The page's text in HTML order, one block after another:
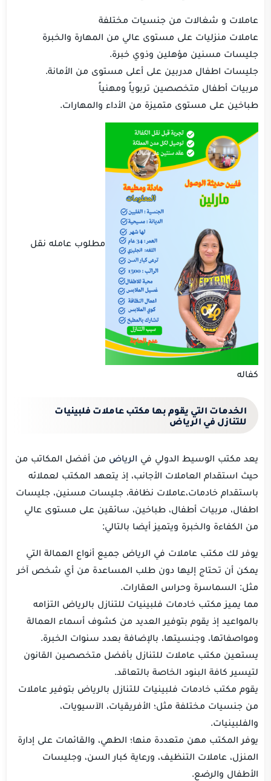
عاملات و شغالات من جنسيات مختلفة
عاملات منزليات على مستوى عالي من المهارة والخبرة
جليسات مسنين مؤهلين وذوي خبرة.
جليسات اطفال مدربين على أعلى مستوى من الأمانة.
مربيات أطفال متخصصين تربوياً ومهنياً
طباخين على مستوى متميزة من الأداء والمهارات.
مطلوب عامله نقل
كفاله
الخدمات التي يقوم بها مكتب عاملات فلبينيات
للتنازل في الرياض
يعد مكتب الوسيط الدولي في الرياض من أفضل المكاتب من
حيث استقدام العاملات الأجانب، إذ يتعهد المكتب لعملائه
باستقدام خادمات،عاملات نظافة، جليسات مسنين، جليسات
اطفال، مربيات أطفال، طباخين، سائقين على مستوى عالي
من الكفاءة والخبرة ويتميز أيضا بالتالي:
يوفر لك مكتب عاملات في الرياض جميع أنواع العمالة التي
يمكن أن تحتاج إليها دون طلب المساعدة من أي شخص آخر
مثل: السماسرة وحراس العقارات.
مما يميز مكتب خادمات فلبينيات للتنازل بالرياض التزامه
بالمواعيد إذ يقوم بتوفير العديد من كشوف أسماء العمالة
ومواصفاتها، وجنسيتها، بالإضافة بعدد سنوات الخبرة.
يستعين مكتب عاملات للتنازل بأفضل متخصصين القانون
لتيسير كافة البنود الخاصة بالتعاقد.
يقوم مكتب خادمات فلبينيات للتنازل بالرياض بتوفير عاملات
من جنسيات مختلفة مثل؛ الأفريقيات، الآسيويات،
والفلبينيات.
يوفر المكتب مهن متعددة منها؛ الطهي، والقائمات على إدارة
المنزل، عاملات التنظيف، ورعاية كبار السن، وجليسات
الأطفال والرضع.